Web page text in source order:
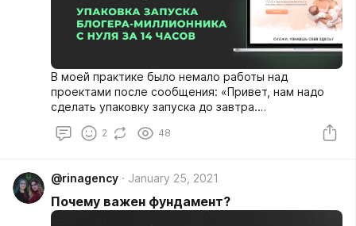
В моей практике было немало работы над
проектами после сообщения: «Привет, нам надо
сделать упаковку запуска до завтра.
Возьмёшься?». И эта работа стала одним из таких
проектов. О том, как всё прошло и к чему привело
2 48
@rinagency January 25, 2021
Почему важен фундамент?